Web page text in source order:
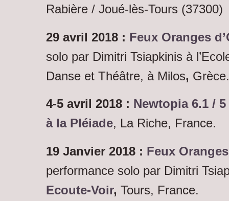
Rabière / Joué-lès-Tours (37300)
29 avril 2018 : Feux Oranges
solo par Dimitri Tsiapkinis à
Danse et Théâtre, à Milos, Grèce.
4-5 avril 2018 : Newtopia 6.1 /
à la Pléiade, La Riche, France.
19 Janvier 2018 : Feux
performance solo par Dimitri
Ecoute-Voir, Tours, France.